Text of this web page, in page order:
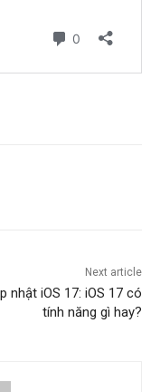
Next article
nhật iOS 17: iOS 17 có
tính năng gì hay?